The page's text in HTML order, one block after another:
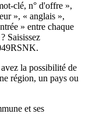
clé, n° d'offre »,
», « anglais »,
» entre chaque
Saisissez
la possibilité de
région, un pays ou
et ses